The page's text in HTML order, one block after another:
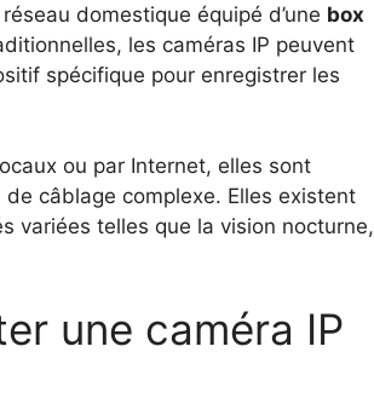
domestique équipé d’une box
les caméras IP peuvent
spécifique pour enregistrer les
ou par Internet, elles sont
câblage complexe. Elles existent
variées telles que la vision nocturne,
une caméra IP